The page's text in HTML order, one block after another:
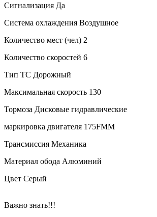
Сигнализация Да
Система охлаждения Воздушное
Количество мест (чел) 2
Количество скоростей 6
Тип ТС Дорожный
Максимальная скорость 130
Тормоза Дисковые гидравлические
маркировка двигателя 175FMM
Трансмиссия Механика
Материал обода Алюминий
Цвет Серый
Важно знать!!!